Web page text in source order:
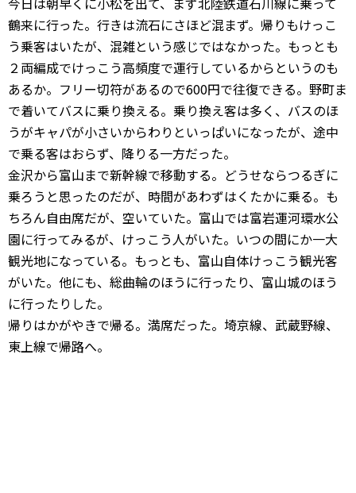
鶴来に行った。行きは流石にさほど混まず。帰りもけっこ
う乗客はいたが、混雑という感じではなかった。もっとも
２両編成でけっこう高頻度で運行しているからというのも
あるか。フリー切符があるので600円で往復できる。野町ま
で着いてバスに乗り換える。乗り換え客は多く、バスのほ
うがキャパが小さいからわりといっぱいになったが、途中
で乗る客はおらず、降りる一方だった。
金沢から富山まで新幹線で移動する。どうせならつるぎに
乗ろうと思ったのだが、時間があわずはくたかに乗る。も
ちろん自由席だが、空いていた。富山では富岩運河環水公
園に行ってみるが、けっこう人がいた。いつの間にか一大
観光地になっている。もっとも、富山自体けっこう観光客
がいた。他にも、総曲輪のほうに行ったり、富山城のほう
に行ったりした。
帰りはかがやきで帰る。満席だった。埼京線、武蔵野線、
東上線で帰路へ。